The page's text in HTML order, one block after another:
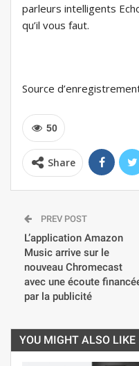
parleurs intelligents
qu’il vous faut.
Source
50
Share
PREV POST
L’application Amazon
Music arrive sur le
nouveau Chromecast
avec une écoute
par la publicité
YOU MIGHT ALSO LIKE